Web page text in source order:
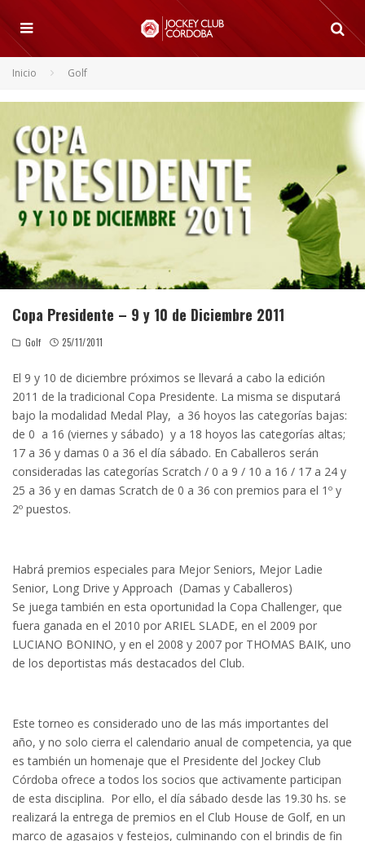
Inicio Golf
Copa Presidente – 9 y 10 de Diciembre 2011
Golf 25/11/2011
El 9 y 10 de diciembre próximos se llevará a cabo la edición
2011 de la tradicional Copa Presidente. La misma se disputará
bajo la modalidad Medal Play, a 36 hoyos las categorías bajas:
de 0 a 16 (viernes y sábado) y a 18 hoyos las categorías altas;
17 a 36 y damas 0 a 36 el día sábado. En Caballeros serán
consideradas las categorías Scratch / 0 a 9 / 10 a 16 / 17 a 24 y
25 a 36 y en damas Scratch de 0 a 36 con premios para el 1º y
2º puestos.
Habrá premios especiales para Mejor Seniors, Mejor Ladie
Senior, Long Drive y Approach (Damas y Caballeros)
Se juega también en esta oportunidad la Copa Challenger, que
fuera ganada en el 2010 por ARIEL SLADE, en el 2009 por
LUCIANO BONINO, y en el 2008 y 2007 por THOMAS BAIK, uno
de los deportistas más destacados del Club.
Este torneo es considerado uno de las más importantes del
año, y no solo cierra el calendario anual de competencia, ya que
es también un homenaje que el Presidente del Jockey Club
Córdoba ofrece a todos los socios que activamente participan
de esta disciplina. Por ello, el día sábado desde las 19.30 hs. se
realizará la entrega de premios en el Club House de Golf, en un
marco de agasajos y festejos, culminando con el brindis de fin